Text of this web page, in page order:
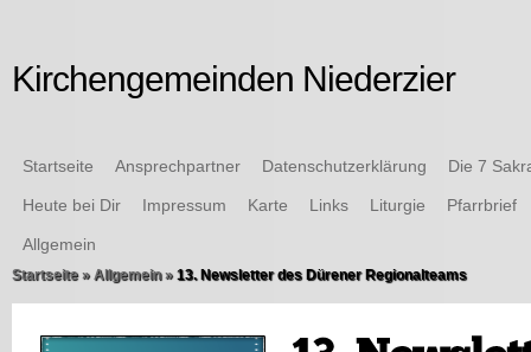
Kirchengemeinden Niederzier
Startseite Ansprechpartner Datenschutzerklärung Die 7
Heute bei Dir Impressum Karte Links Liturgie Pfarrbrief
Allgemein
Startseite » Allgemein »13. Newsletter des Dürener Regionalteams